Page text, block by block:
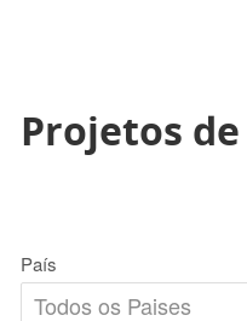
Projetos
País